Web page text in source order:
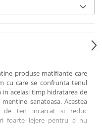
produse matifiante care
cu care se confrunta tenul
in acelasi timp hidratarea de
sanatoasa. Acestea
de ten incarcat si reduc
foarte lejere pentru a nu